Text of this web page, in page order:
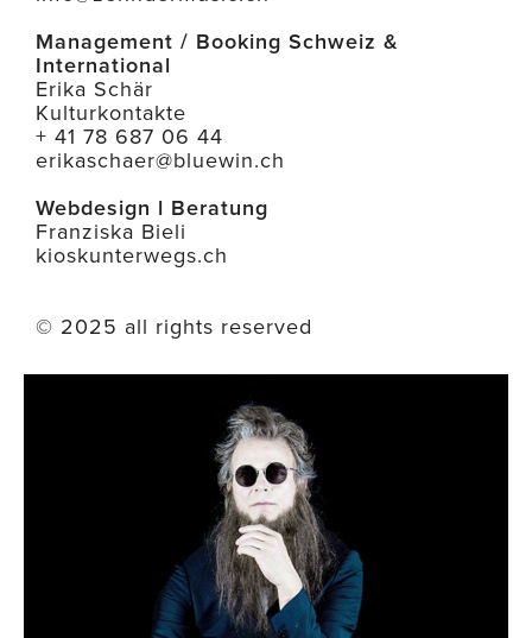
Management / Booking Schweiz &
International
Erika Schär
Kulturkontakte
+ 41 78 687 06 44
erikaschaer@bluewin.ch
Webdesign l Beratung
Franziska Bieli
kioskunterwegs.ch
© 2025 all rights reserved